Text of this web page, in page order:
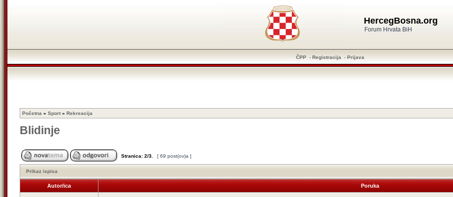
HercegBosna.org
Forum Hrvata BiH
ČPP - Registracija - Prijava
Početna » Sport » Rekreacija
Blidinje
Stranica: 2/3 [ 69 post(ov)a ]
Prikaz ispisa
Autor/ica Poruka